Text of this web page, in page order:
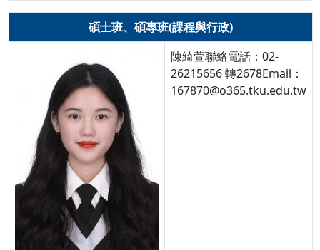
碩士班、碩專班(課程與行政)
陳綺萱聯絡電話：02-
26215656 轉2678Email：
167870@o365.tku.edu.tw